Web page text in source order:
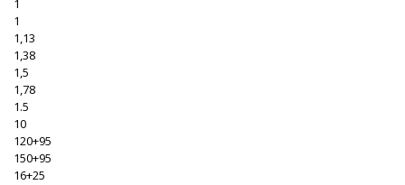
1
1
1,13
1,38
1,5
1,78
1.5
10
120+95
150+95
16+25